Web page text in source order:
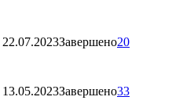
22.07.2023Завершено20
13.05.2023Завершено33